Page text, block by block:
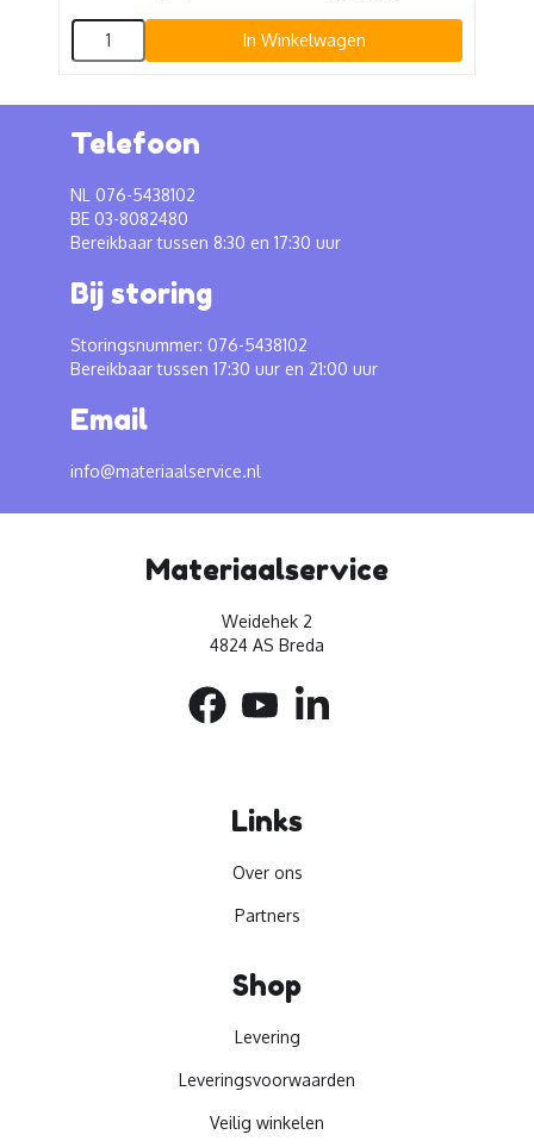
In Winkelwagen
Telefoon
NL 076-5438102
BE 03-8082480
Bereikbaar tussen 8:30 en 17:30 uur
Bij storing
Storingsnummer: 076-5438102
Bereikbaar tussen 17:30 uur en 21:00 uur
Email
info@materiaalservice.nl
Materiaalservice
Weidehek 2
4824 AS Breda
Links
Over ons
Partners
Shop
Levering
Leveringsvoorwaarden
Veilig winkelen